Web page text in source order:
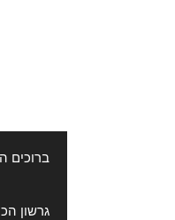
ברוכים
גרשון